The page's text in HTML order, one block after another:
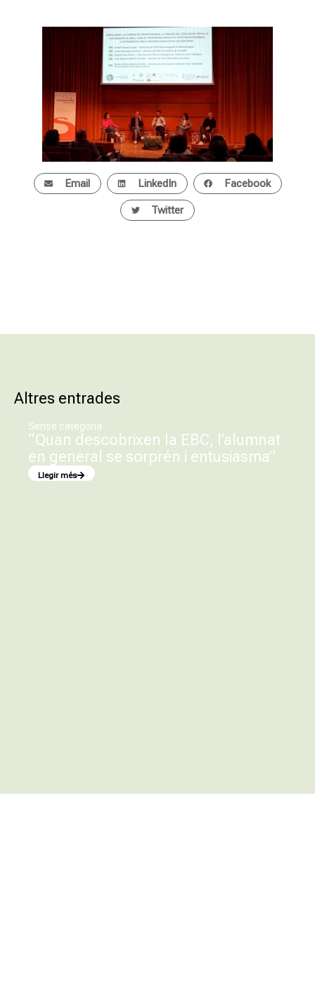
Email LinkedIn Facebook
Twitter
Altres entrades
Sense categoria
“Quan descobrixen la EBC, l’alumnat
en general se sorprén i entusiasma”
Llegir més